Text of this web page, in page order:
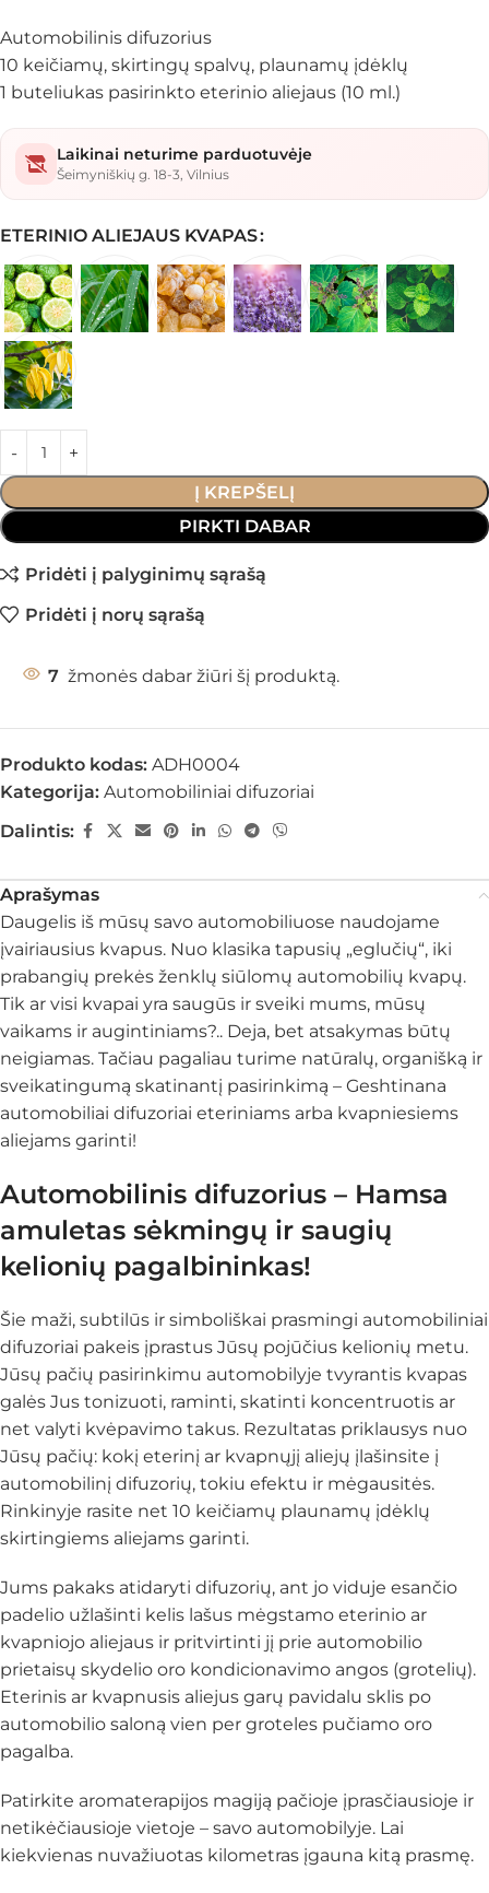
Automobilinis difuzorius
10 keičiamų, skirtingų spalvų, plaunamų įdėklų
1 buteliukas pasirinkto eterinio aliejaus (10 ml.)
Laikinai neturime parduotuvėje
Šeimyniškių g. 18-3, Vilnius
ETERINIO ALIEJAUS KVAPAS
Į KREPŠELĮ
PIRKTI DABAR
Pridėti į palyginimų sąrašą
Pridėti į norų sąrašą
7 žmonės dabar žiūri šį produktą.
Produkto kodas: ADH0004
Kategorija: Automobiliniai difuzoriai
Dalintis:
Aprašymas
Daugelis iš mūsų savo automobiliuose naudojame
įvairiausius kvapus. Nuo klasika tapusių „eglučių“, iki
prabangių prekės ženklų siūlomų automobilių kvapų.
Tik ar visi kvapai yra saugūs ir sveiki mums, mūsų
vaikams ir augintiniams?.. Deja, bet atsakymas būtų
neigiamas. Tačiau pagaliau turime natūralų, organišką ir
sveikatingumą skatinantį pasirinkimą – Geshtinana
automobiliai difuzoriai eteriniams arba kvapniesiems
aliejams garinti!
Automobilinis difuzorius – Hamsa
amuletas sėkmingų ir saugių
kelionių pagalbininkas!
Šie maži, subtilūs ir simboliškai prasmingi automobiliniai
difuzoriai pakeis įprastus Jūsų pojūčius kelionių metu.
Jūsų pačių pasirinkimu automobilyje tvyrantis kvapas
galės Jus tonizuoti, raminti, skatinti koncentruotis ar
net valyti kvėpavimo takus. Rezultatas priklausys nuo
Jūsų pačių: kokį eterinį ar kvapnųjį aliejų įlašinsite į
automobilinį difuzorių, tokiu efektu ir mėgausitės.
Rinkinyje rasite net 10 keičiamų plaunamų įdėklų
skirtingiems aliejams garinti.
Jums pakaks atidaryti difuzorių, ant jo viduje esančio
padelio užlašinti kelis lašus mėgstamo eterinio ar
kvapniojo aliejaus ir pritvirtinti jį prie automobilio
prietaisų skydelio oro kondicionavimo angos (grotelių).
Eterinis ar kvapnusis aliejus garų pavidalu sklis po
automobilio saloną vien per groteles pučiamo oro
pagalba.
Patirkite aromaterapijos magiją pačioje įprasčiausioje ir
netikėčiausioje vietoje – savo automobilyje. Lai
kiekvienas nuvažiuotas kilometras įgauna kitą prasmę.